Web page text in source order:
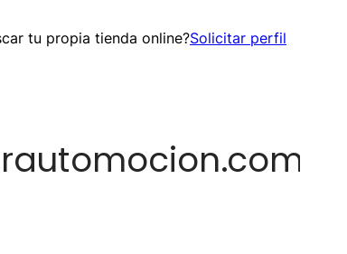
tu propia tienda online?Solicitar perfil